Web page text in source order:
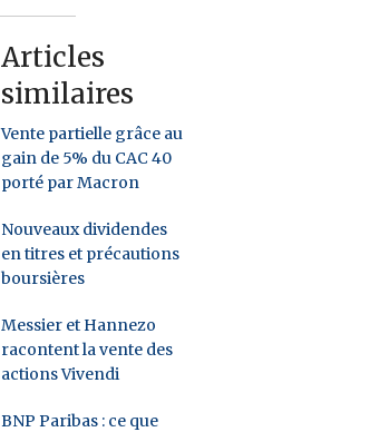
Frais bancaires
Placements & banques
Réclamations
Articles
similaires
Vente partielle grâce au
gain de 5% du CAC 40
porté par Macron
Nouveaux dividendes
en titres et précautions
boursières
Messier et Hannezo
racontent la vente des
actions Vivendi
BNP Paribas : ce que